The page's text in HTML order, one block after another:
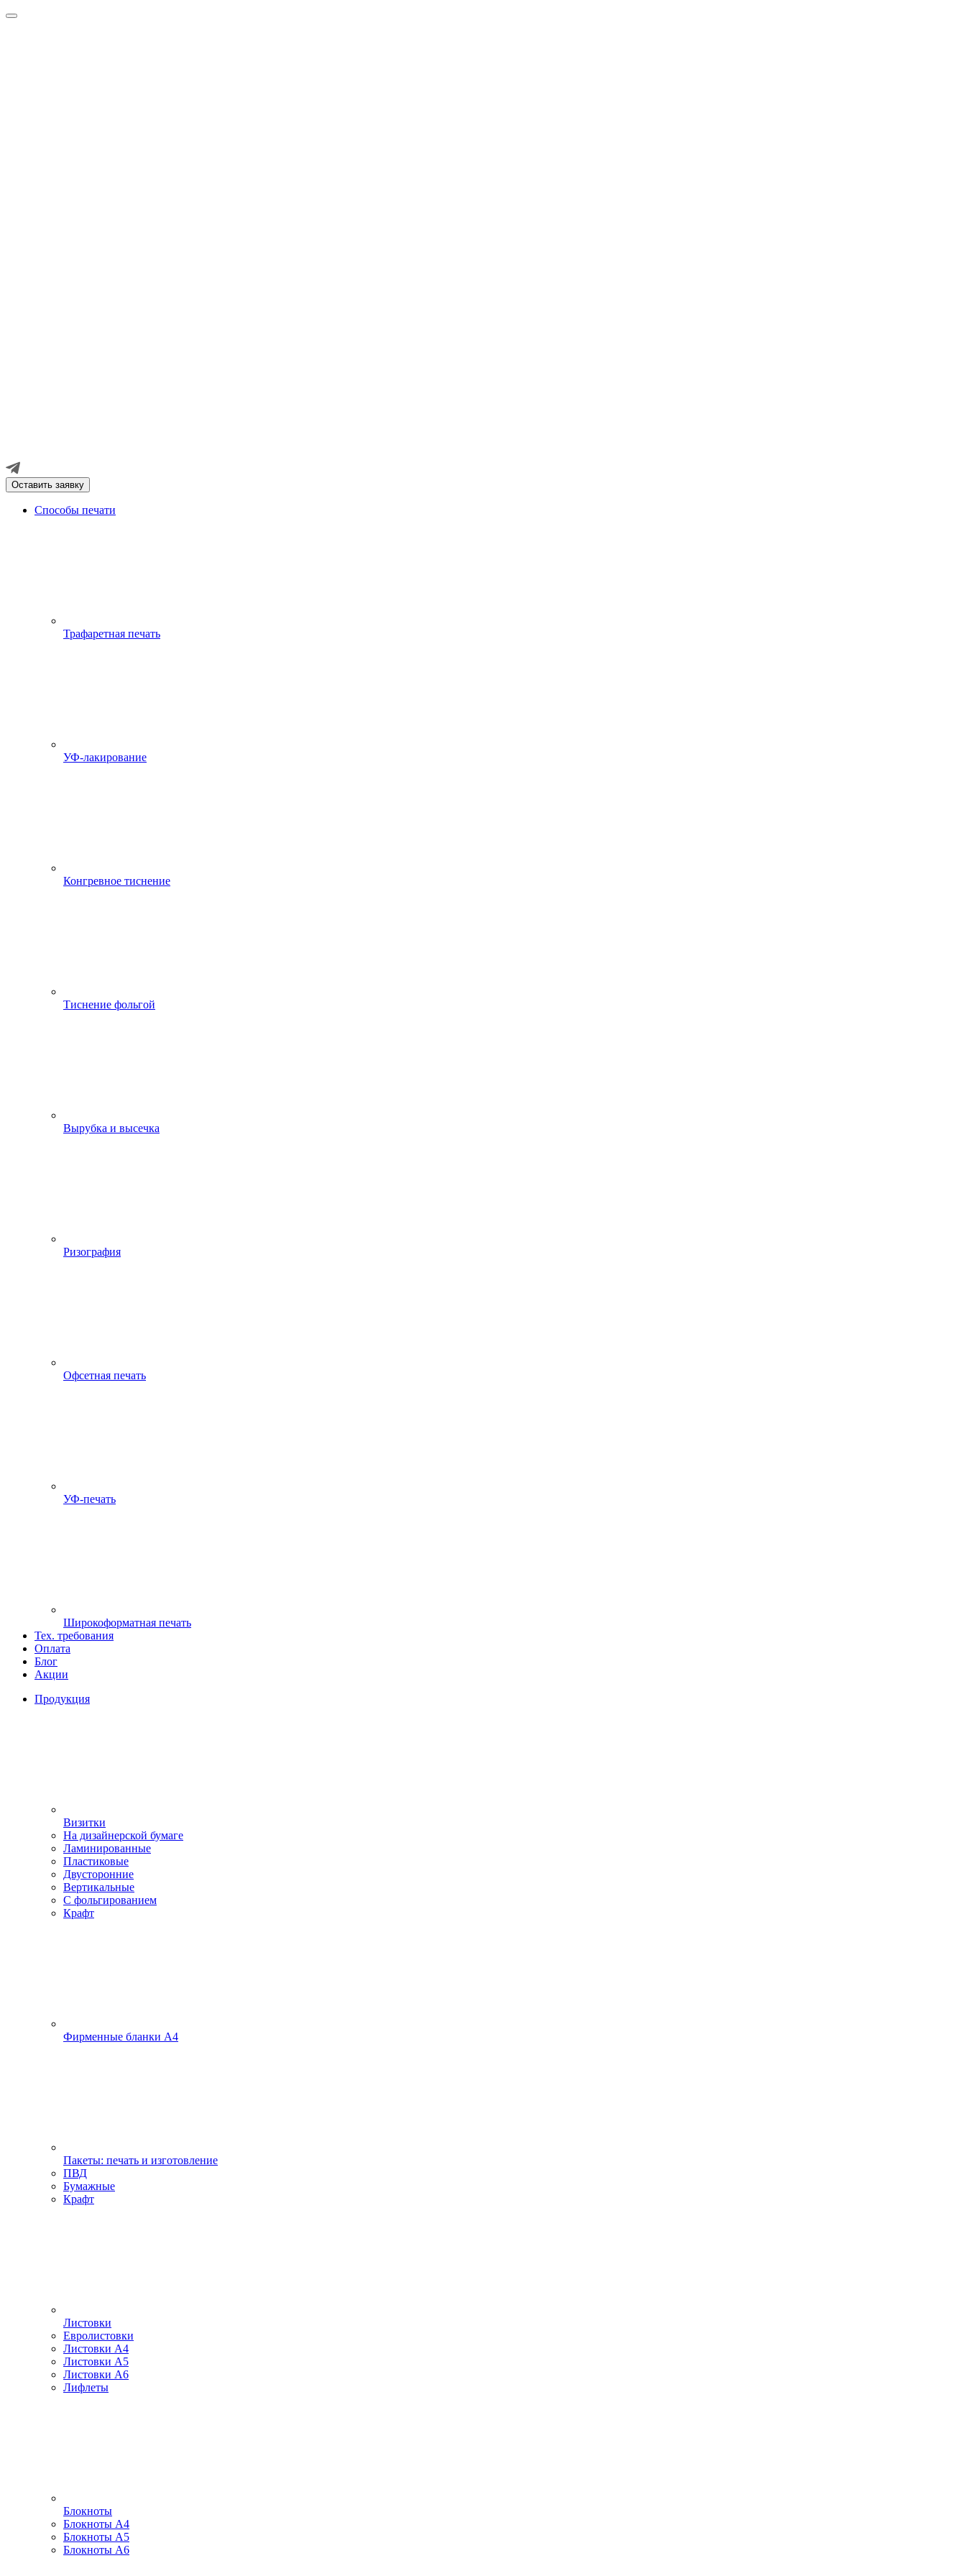
Оставить заявку
Способы печати
Трафаретная печать
УФ-лакирование
Конгревное тиснение
Тиснение фольгой
Вырубка и высечка
Ризография
Офсетная печать
УФ-печать
Широкоформатная печать
Тех. требования
Оплата
Блог
Акции
Продукция
Визитки
На дизайнерской бумаге
Ламинированные
Пластиковые
Двусторонние
Вертикальные
С фольгированием
Крафт
Фирменные бланки А4
Пакеты: печать и изготовление
ПВД
Бумажные
Крафт
Листовки
Евролистовки
Листовки А4
Листовки А5
Листовки А6
Лифлеты
Блокноты
Блокноты А4
Блокноты А5
Блокноты А6